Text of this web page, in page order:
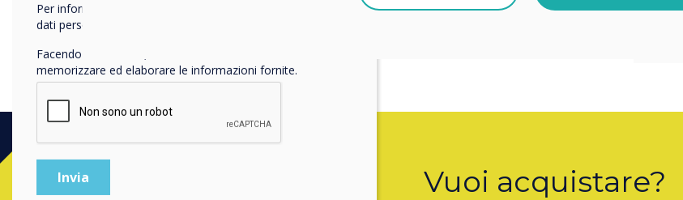
Vuoi acquistare?
Per informazioni su come raccogliamo e utilizziamo i vostri
dati personali, visitate la nostra
Facendo clic su Invia, l'utente acconsente a Clevertouch di
memorizzare ed elaborare le informazioni fornite.